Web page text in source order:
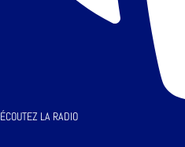
ÉCOUTEZ LA RADIO